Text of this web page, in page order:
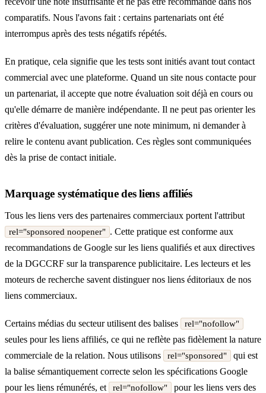
comparatifs. Nous l'avons fait : certains partenariats ont été
interrompus après des tests négatifs répétés.
En pratique, cela signifie que les tests sont initiés avant tout contact
commercial avec une plateforme. Quand un site nous contacte pour
un partenariat, il accepte que notre évaluation soit déjà en cours ou
qu'elle démarre de manière indépendante. Il ne peut pas orienter les
critères d'évaluation, suggérer une note minimum, ni demander à
relire le contenu avant publication. Ces règles sont communiquées
dès la prise de contact initiale.
Marquage systématique des liens affiliés
Tous les liens vers des partenaires commerciaux portent l'attribut
rel="sponsored noopener" . Cette pratique est conforme aux
recommandations de Google sur les liens qualifiés et aux directives
de la DGCCRF sur la transparence publicitaire. Les lecteurs et les
moteurs de recherche savent distinguer nos liens éditoriaux de nos
liens commerciaux.
Certains médias du secteur utilisent des balises rel="nofollow"
seules pour les liens affiliés, ce qui ne reflète pas fidèlement la nature
commerciale de la relation. Nous utilisons
rel="sponsored"
qui est
la balise sémantiquement correcte selon les spécifications Google
pour les liens rémunérés, et
rel="nofollow"
pour les liens vers des